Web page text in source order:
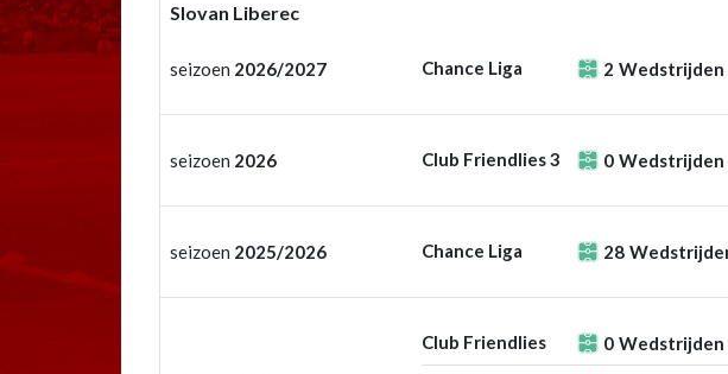
Slovan Liberec
seizoen 2026/2027 Chance Liga 2 Wedstrijden
seizoen 2026 Club Friendlies 3 0 Wedstrijden
seizoen 2025/2026 Chance Liga 28
Club Friendlies 0 Wedstrijden